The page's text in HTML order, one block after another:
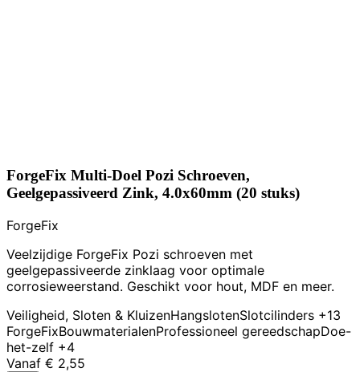
ForgeFix Multi-Doel Pozi Schroeven,
Geelgepassiveerd Zink, 4.0x60mm (20 stuks)
ForgeFix
Veelzijdige ForgeFix Pozi schroeven met
geelgepassiveerde zinklaag voor optimale
corrosieweerstand. Geschikt voor hout, MDF en meer.
Veiligheid, Sloten & KluizenHangslotenSlotcilinders +13
ForgeFixBouwmaterialenProfessioneel gereedschapDoe-
het-zelf +4
Vanaf € 2,55